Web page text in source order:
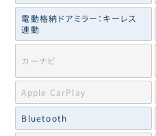
電動格納ドアミラー：キーレス
連動
カーナビ
Apple CarPlay
Bluetooth